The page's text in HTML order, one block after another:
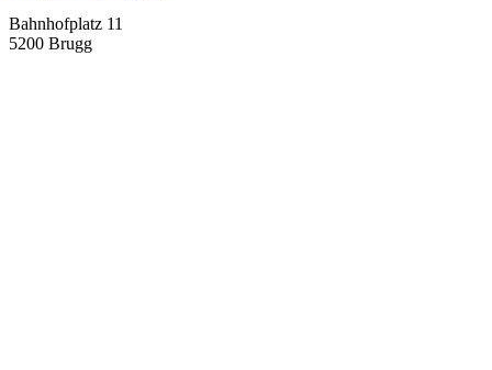
Bahnhofplatz 11
5200 Brugg